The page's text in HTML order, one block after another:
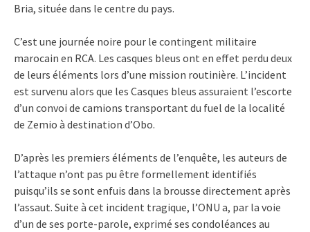
Bria, située dans le centre du pays.
C’est une journée noire pour le contingent militaire
marocain en RCA. Les casques bleus ont en effet perdu deux
de leurs éléments lors d’une mission routinière. L’incident
est survenu alors que les Casques bleus assuraient l’escorte
d’un convoi de camions transportant du fuel de la localité
de Zemio à destination d’Obo.
D’après les premiers éléments de l’enquête, les auteurs de
l’attaque n’ont pas pu être formellement identifiés
puisqu’ils se sont enfuis dans la brousse directement après
l’assaut. Suite à cet incident tragique, l’ONU a, par la voie
d’un de ses porte-parole, exprimé ses condoléances au